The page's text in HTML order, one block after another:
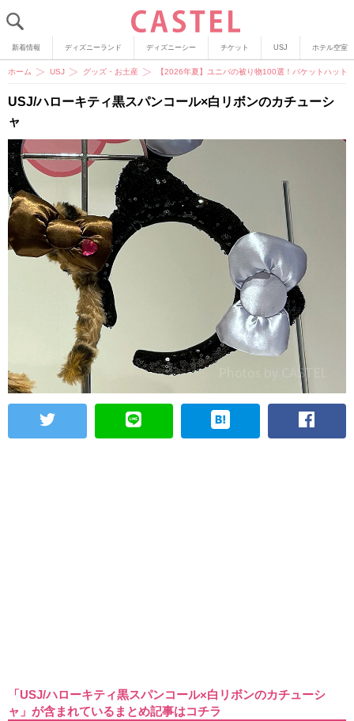
新着情報 ディズニーランド ディズニーシー チケット USJ ホテル空室
ホーム USJ グッズ・お土産 【2026年夏】ユニバの被り物100選！バケットハット
USJ/ハローキティ黒スパンコール×白リボンのカチューシ
ャ
「USJ/ハローキティ黒スパンコール×白リボンのカチューシ
ャ」が含まれているまとめ記事はコチラ